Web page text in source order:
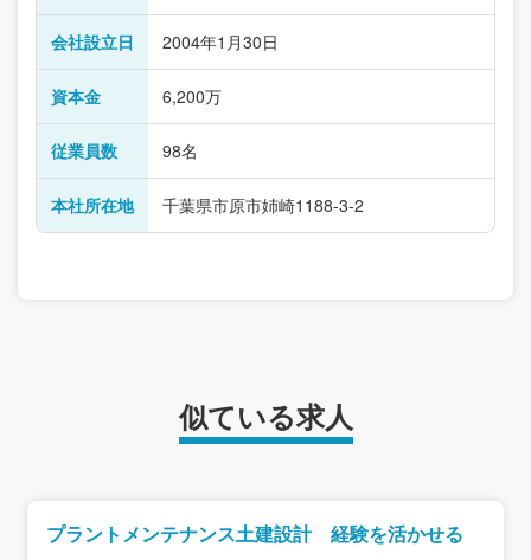
会社設立日 2004年1月30日
資本金 6,200万
従業員数 98名
本社所在地 千葉県市原市姉崎1188-3-2
似ている求人
プラントメンテナンス土建設計 経験を活かせる